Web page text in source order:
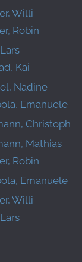
Willi
Robin
Kai
Nadine
Emanuele
Christoph
Mathias
Robin
Emanuele
Willi